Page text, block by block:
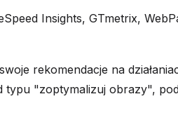
Insights, GTmetrix,
rekomendacje na
typu "zoptymalizuj obrazy",